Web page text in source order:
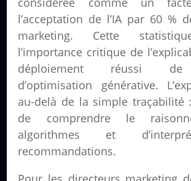
l’acceptation de l’IA par 60 %
marketing. Cette
l’importance critique de
déploiement réussi de
d’optimisation générative.
au-delà de la simple traçabilité
de comprendre le
algorithmes et
recommandations.